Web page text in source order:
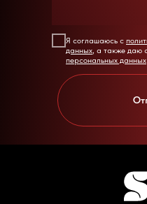
Я соглашаюсь с
данных, а также даю
персональных данных